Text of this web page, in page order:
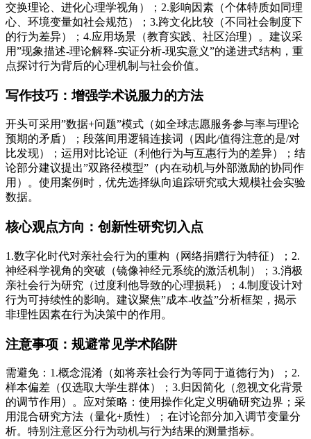
交换理论、进化心理学视角）；2.影响因素（个体特质如同理
心、环境变量如社会规范）；3.跨文化比较（不同社会制度下
的行为差异）；4.应用场景（教育实践、社区治理）。建议采
用”现象描述-理论解释-实证分析-现实意义”的递进式结构，重
点探讨行为背后的心理机制与社会价值。
写作技巧：增强学术说服力的方法
开头可采用”数据+问题”模式（如全球志愿服务参与率与理论
预期的矛盾）；段落间用逻辑连接词（因此/值得注意的是/对
比发现）；运用对比论证（利他行为与互惠行为的差异）；结
论部分建议提出”双路径模型”（内在动机与外部激励的协同作
用）。使用案例时，优先选择纵向追踪研究或大规模社会实验
数据。
核心观点方向：创新性研究切入点
1.数字化时代对亲社会行为的重构（网络捐赠行为特征）；2.
神经科学视角的突破（镜像神经元系统的激活机制）；3.消极
亲社会行为研究（过度利他导致的心理损耗）；4.制度设计对
行为可持续性的影响。建议聚焦”成本-收益”分析框架，揭示
非理性因素在行为决策中的作用。
注意事项：规避常见学术陷阱
需避免：1.概念混淆（如将亲社会行为等同于道德行为）；2.
样本偏差（仅选取大学生群体）；3.归因简化（忽视文化背景
的调节作用）。应对策略：使用操作化定义明确研究边界；采
用混合研究方法（量化+质性）；在讨论部分加入调节变量分
析。特别注意区分行为动机与行为结果的测量指标。